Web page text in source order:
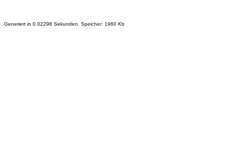
Generiert in 0.02298 Sekunden. Speicher: 1960 Kb